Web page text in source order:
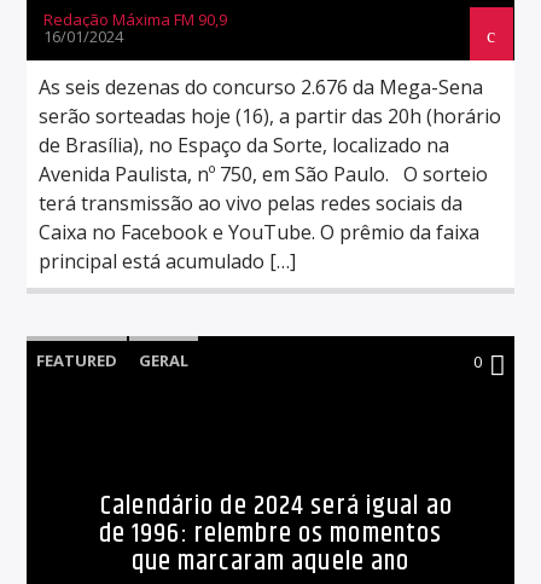
Redação Máxima FM 90,9
16/01/2024
As seis dezenas do concurso 2.676 da Mega-Sena
serão sorteadas hoje (16), a partir das 20h (horário
de Brasília), no Espaço da Sorte, localizado na
Avenida Paulista, nº 750, em São Paulo. O sorteio
terá transmissão ao vivo pelas redes sociais da
Caixa no Facebook e YouTube. O prêmio da faixa
principal está acumulado […]
FEATURED GERAL 0
Calendário de 2024 será igual ao
de 1996: relembre os momentos
que marcaram aquele ano